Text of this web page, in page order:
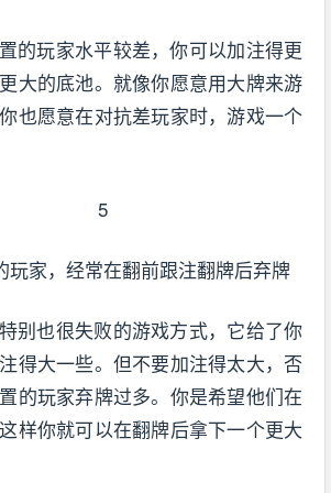
的玩家水平较差，你可以加注得更
大的底池。就像你愿意用大牌来游
也愿意在对抗差玩家时，游戏一个
5
玩家，经常在翻前跟注翻牌后弃牌
别也很失败的游戏方式，它给了你
得大一些。但不要加注得太大，否
的玩家弃牌过多。你是希望他们在
样你就可以在翻牌后拿下一个更大